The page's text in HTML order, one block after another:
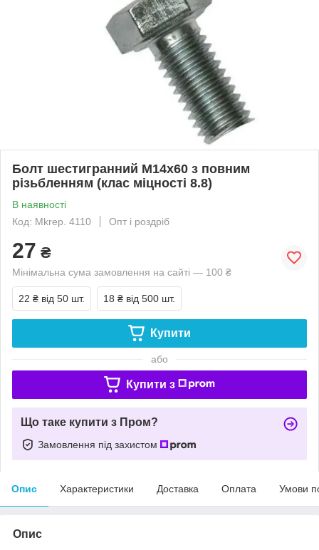
Болт шестигранний М14х60 з повним
різьбленням (клас міцності 8.8)
В наявності
Код: Mkrep. 4110
Опт і роздріб
27 ₴
Мінімальна сума замовлення на сайті — 100 ₴
22 ₴ від 50 шт. 18 ₴ від 500 шт.
Купити
або
Купити з
Що таке купити з Пром?
Замовлення під захистом
Опис Характеристики Доставка Оплата Умови
Опис